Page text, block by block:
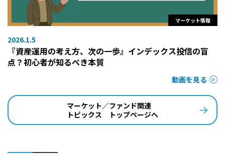
マーケット情報
2026.1.5
『資産運用の考え方、次の一歩』インデックス投信の盲
点？初心者が知るべき本質
動画を見る
マーケット／ファンド関連
トピックス トップページへ